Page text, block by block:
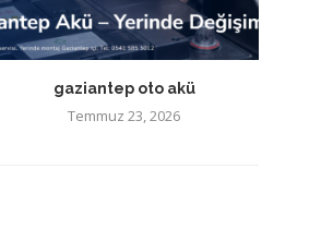
gaziantep oto akü
Temmuz 23, 2026